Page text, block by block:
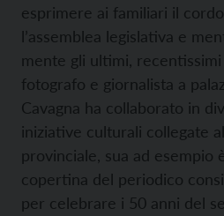
esprimere ai familiari il
l’assemblea legislativa e
mente gli ultimi,
fotografo e giornalista a
Cavagna ha collaborato in
iniziative culturali collegate
provinciale, sua ad esempio
copertina del periodico
per celebrare i 50 anni del